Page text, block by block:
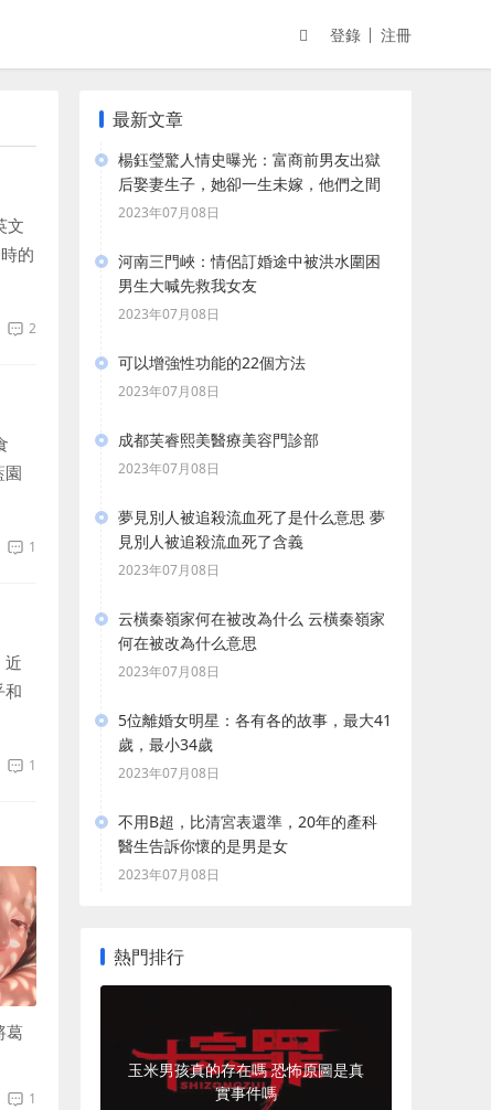
登錄 注冊
文
的
2
園
1
近
和
1
葛
1
最新文章
楊鈺瑩驚人情史曝光：富商前男友出獄
后娶妻生子，她卻一生未嫁，他們之間
到底發生了什么？
2023年07月08日
河南三門峽：情侶訂婚途中被洪水圍困
男生大喊先救我女友
2023年07月08日
可以增強性功能的22個方法
2023年07月08日
成都芙睿熙美醫療美容門診部
2023年07月08日
夢見別人被追殺流血死了是什么意思 夢
見別人被追殺流血死了含義
2023年07月08日
云橫秦嶺家何在被改為什么 云橫秦嶺家
何在被改為什么意思
2023年07月08日
5位離婚女明星：各有各的故事，最大41
歲，最小34歲
2023年07月08日
不用B超，比清宮表還準，20年的產科
醫生告訴你懷的是男是女
2023年07月08日
熱門排行
玉米男孩真的存在嗎 恐怖原圖是真
實事件嗎